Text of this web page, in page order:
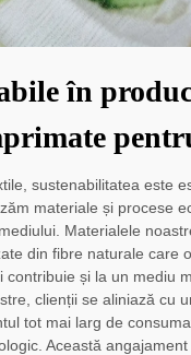
în
sustenabilitatea este
materiale și procese
Materialele
din fibre naturale care
și la un mediu
clienții se aliniază cu
tot mai larg de
Această angajament